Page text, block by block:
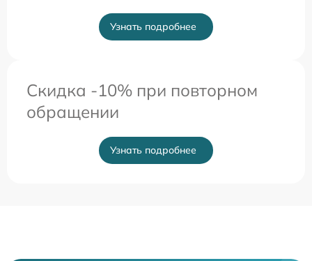
Узнать подробнее
Скидка -10% при повторном
обращении
Узнать подробнее